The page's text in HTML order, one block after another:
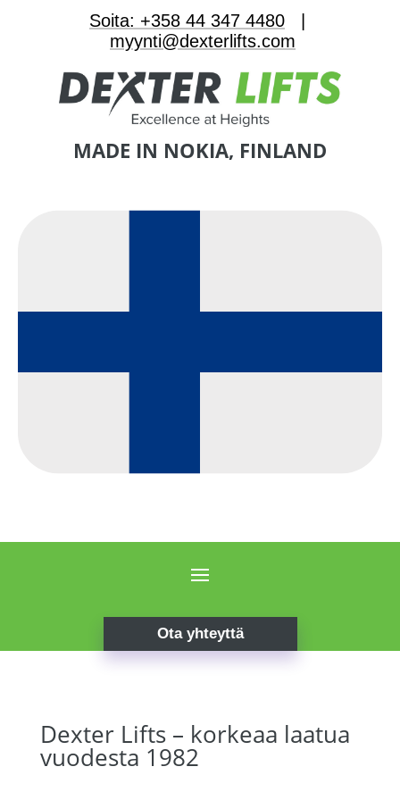
Soita: +358 44 347 4480
myynti@dexterlifts.com
MADE IN NOKIA, FINLAND
Ota yhteyttä
Dexter Lifts – korkeaa laatua
vuodesta 1982